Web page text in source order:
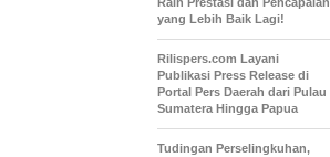
yang Lebih Baik Lagi!
Rilispers.com Layani
Publikasi Press Release di
Portal Pers Daerah dari Pulau
Sumatera Hingga Papua
Tudingan Perselingkuhan,